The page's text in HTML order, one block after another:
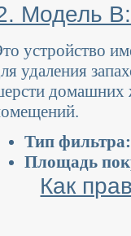
Модель
устройство
удаления
домашних
Тип фильтра:
Площадь
Как